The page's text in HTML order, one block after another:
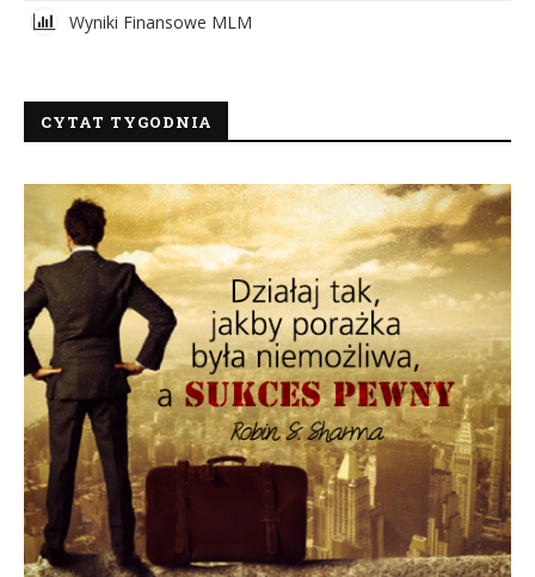
Wyniki Finansowe MLM
CYTAT TYGODNIA